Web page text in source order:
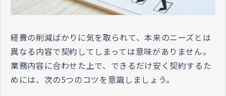
経費の削減ばかりに気を取られて、本来のニーズとは
異なる内容で契約してしまっては意味がありません。
業務内容に合わせた上で、できるだけ安く契約するた
めには、次の5つのコツを意識しましょう。